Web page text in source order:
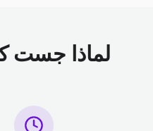
لماذا جست